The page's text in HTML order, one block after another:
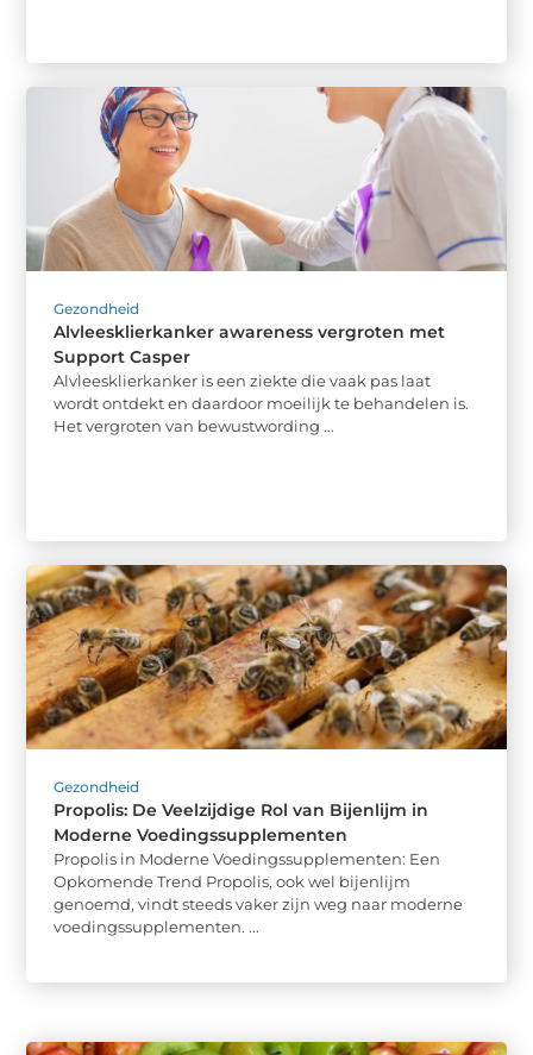
Gezondheid
Alvleesklierkanker awareness vergroten met
Support Casper
Alvleesklierkanker is een ziekte die vaak pas laat
wordt ontdekt en daardoor moeilijk te behandelen is.
Het vergroten van bewustwording ...
Gezondheid
Propolis: De Veelzijdige Rol van Bijenlijm in
Moderne Voedingssupplementen
Propolis in Moderne Voedingssupplementen: Een
Opkomende Trend Propolis, ook wel bijenlijm
genoemd, vindt steeds vaker zijn weg naar moderne
voedingssupplementen. ...